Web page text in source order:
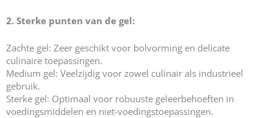
2. Sterke punten van de gel:
Zachte gel: Zeer geschikt voor bolvorming en delicate
culinaire toepassingen.
Medium gel: Veelzijdig voor zowel culinair als industrieel
gebruik.
Sterke gel: Optimaal voor robuuste geleerbehoeften in
voedingsmiddelen en niet-voedingstoepassingen.